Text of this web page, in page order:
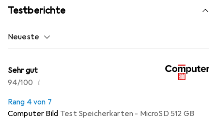
Testberichte
Neueste
Sehr gut
94/100 i
Rang 4 von 7
Computer Bild Test Speicherkarten - MicroSD 512 GB